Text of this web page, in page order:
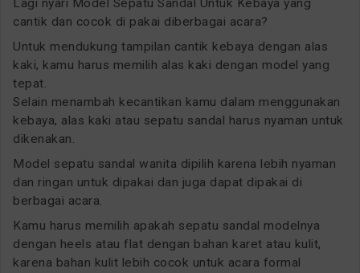
Lagi nyari Model Sepatu Sandal Untuk Kebaya yang
cantik dan cocok di pakai diberbagai acara?
Untuk mendukung tampilan cantik kebaya dengan alas
kaki, kamu harus memilih alas kaki dengan model yang
tepat.
Selain menambah kecantikan kamu dalam menggunakan
kebaya, alas kaki atau sepatu sandal harus nyaman untuk
dikenakan.
Model sepatu sandal wanita dipilih karena lebih nyaman
dan ringan untuk dipakai dan juga dapat dipakai di
berbagai acara.
Kamu harus memilih apakah sepatu sandal modelnya
dengan heels atau flat dengan bahan karet atau kulit,
karena bahan kulit lebih cocok untuk acara formal